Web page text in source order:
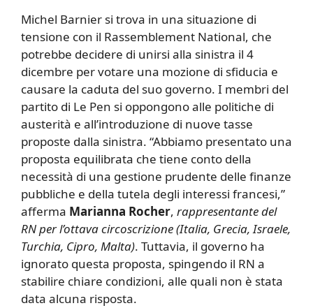
Michel Barnier si trova in una situazione di
tensione con il Rassemblement National, che
potrebbe decidere di unirsi alla sinistra il 4
dicembre per votare una mozione di sfiducia e
causare la caduta del suo governo. I membri del
partito di Le Pen si oppongono alle politiche di
austerità e all’introduzione di nuove tasse
proposte dalla sinistra. “Abbiamo presentato una
proposta equilibrata che tiene conto della
necessità di una gestione prudente delle finanze
pubbliche e della tutela degli interessi francesi,”
afferma Marianna Rocher, rappresentante del
RN per l’ottava circoscrizione (Italia, Grecia, Israele,
Turchia, Cipro, Malta). Tuttavia, il governo ha
ignorato questa proposta, spingendo il RN a
stabilire chiare condizioni, alle quali non è stata
data alcuna risposta.